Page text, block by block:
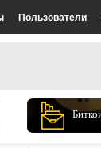
Пользователи